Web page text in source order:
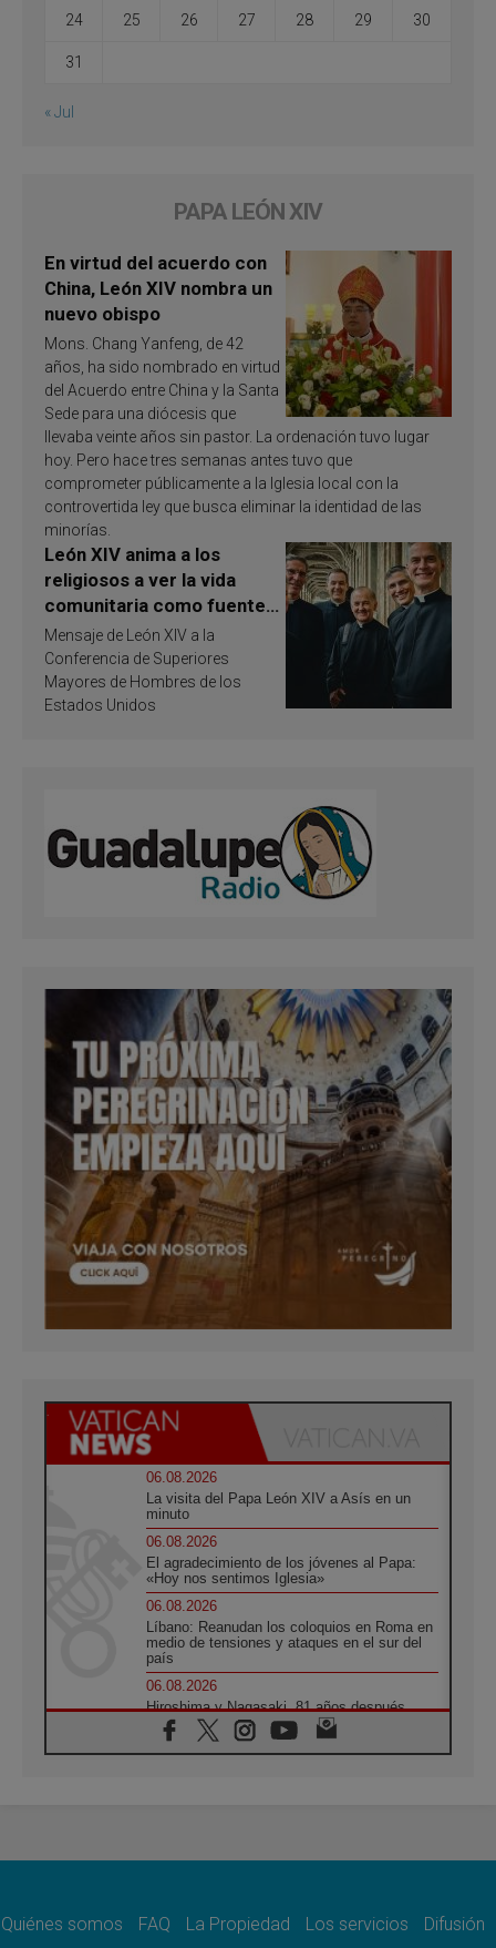
24 25 26 27 28 29 30
31
« Jul
PAPA LEÓN XIV
En virtud del acuerdo con
China, León XIV nombra un
nuevo obispo
Mons. Chang Yanfeng, de 42
años, ha sido nombrado en virtud
del Acuerdo entre China y la Santa
Sede para una diócesis que
llevaba veinte años sin pastor. La ordenación tuvo lugar
hoy. Pero hace tres semanas antes tuvo que
comprometer públicamente a la Iglesia local con la
controvertida ley que busca eliminar la identidad de las
minorías.
León XIV anima a los
religiosos a ver la vida
comunitaria como fuente
de inspiración y
santificación
Mensaje de León XIV a la
Conferencia de Superiores
Mayores de Hombres de los
Estados Unidos
06.08.2026
La visita del Papa León XIV a Asís en un
minuto
06.08.2026
El agradecimiento de los jóvenes al Papa:
«Hoy nos sentimos Iglesia»
06.08.2026
Líbano: Reanudan los coloquios en Roma en
medio de tensiones y ataques en el sur del
país
06.08.2026
Hiroshima y Nagasaki, 81 años después.
Comienzan "Diez Días Oración por la Paz"
06.08.2026
derriba los muros que separan
Quiénes somos FAQ La Propiedad Los servicios Difusión